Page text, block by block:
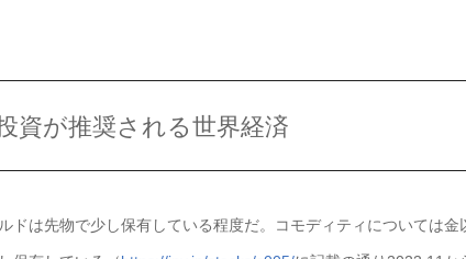
資が推奨される世界経済
ドは先物で少し保有している程度だ。コモディティについては金